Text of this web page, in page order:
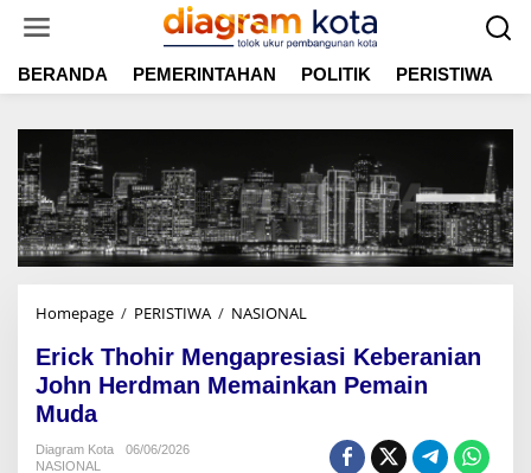
t
BERANDA PEMERINTAHAN POLITIK PERISTIWA
Homepage / PERISTIWA / NASIONAL
i
c
Erick Thohir Mengapresiasi Keberanian
John Herdman Memainkan Pemain
Muda
Diagram Kota
06/06/2026
NASIONAL